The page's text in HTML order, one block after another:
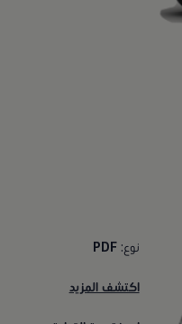
نوع:PDF
اكتشف المزيد